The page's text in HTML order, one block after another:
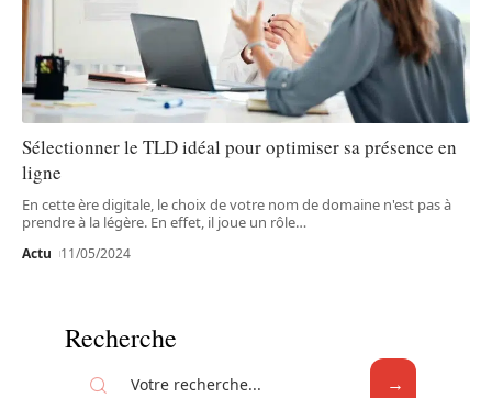
Sélectionner le TLD idéal pour optimiser sa présence en
ligne
En cette ère digitale, le choix de votre nom de domaine n'est pas à
prendre à la légère. En effet, il joue un rôle…
Actu 11/05/2024
Recherche